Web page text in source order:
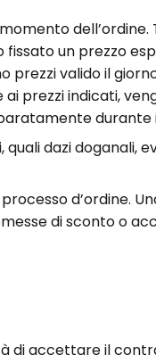
dell’ordine.
un prezzo
valido il
prezzi indicati,
durante
dazi doganali,
d’ordine.
di sconto o
di accettare il